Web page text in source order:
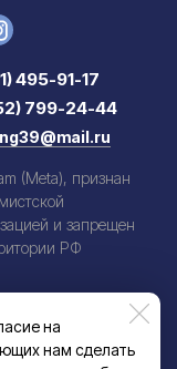
на
нам сделать
495-91-17
799-24-44
(Meta), признан
и запрещен
РФ
офертой.
Производители
характеристики и